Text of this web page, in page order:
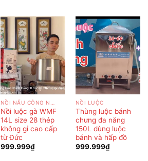
Nồi luộc gà WMF
14L size 28 thép
không gỉ cao cấp
từ Đức
999.999₫
NỒI LUỘC
Thùng luộc bánh
chưng đa năng
150L dùng luộc
bánh và hấp đồ
999.999₫